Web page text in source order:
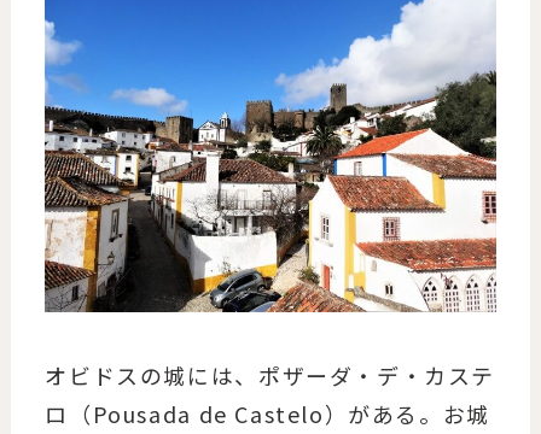
オビドスの城には、ポザーダ・デ・カステ
ロ（Pousada de Castelo）がある。お城